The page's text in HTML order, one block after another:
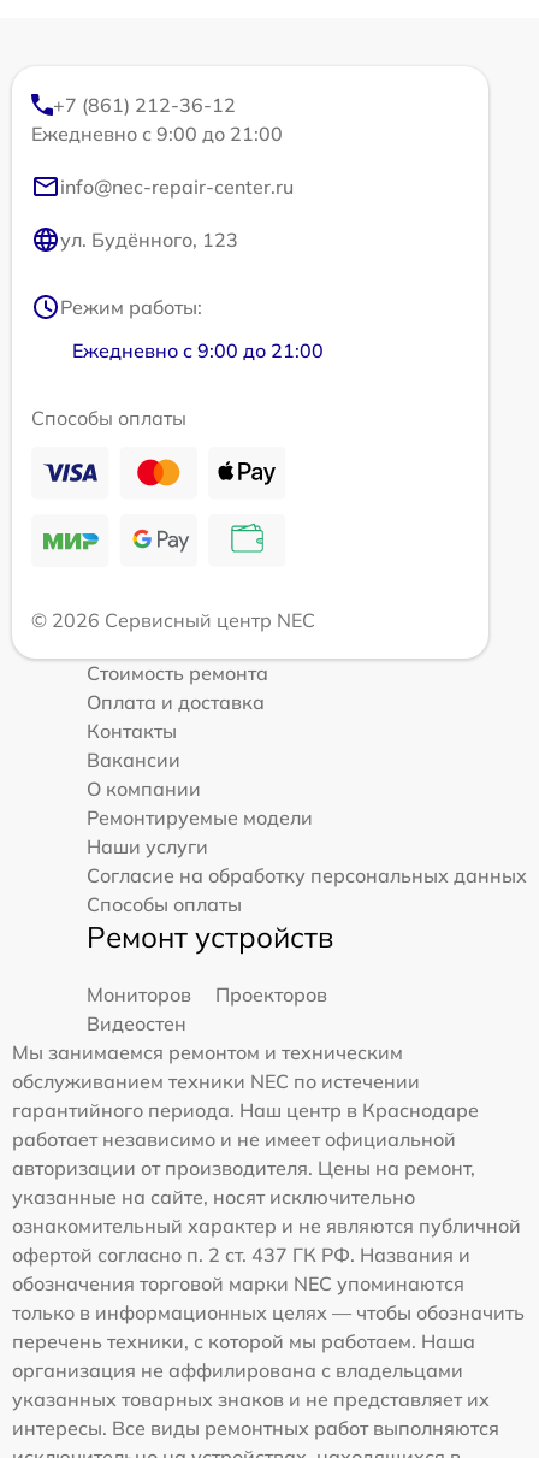
+7 (861) 212-36-12
Ежедневно с 9:00 до 21:00
info@nec-repair-center.ru
ул. Будённого, 123
Режим работы:
Ежедневно с 9:00 до 21:00
Способы оплаты
© 2026 Сервисный центр NEC
Стоимость ремонта
Оплата и доставка
Контакты
Вакансии
О компании
Ремонтируемые модели
Наши услуги
Согласие на обработку персональных данных
Способы оплаты
Ремонт устройств
Мониторов
Проекторов
Видеостен
Мы занимаемся ремонтом и техническим
обслуживанием техники NEC по истечении
гарантийного периода. Наш центр в Краснодаре
работает независимо и не имеет официальной
авторизации от производителя. Цены на ремонт,
указанные на сайте, носят исключительно
ознакомительный характер и не являются публичной
офертой согласно п. 2 ст. 437 ГК РФ. Названия и
обозначения торговой марки NEC упоминаются
только в информационных целях — чтобы обозначить
перечень техники, с которой мы работаем. Наша
организация не аффилирована с владельцами
указанных товарных знаков и не представляет их
интересы. Все виды ремонтных работ выполняются